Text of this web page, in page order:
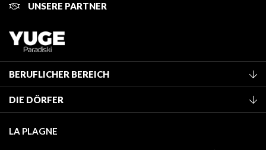
UNSERE PARTNER
BERUFLICHER BEREICH
Mitglied des Fremdenverkehrsamtes werden
Klassifizierung von Möbeln
Kurtaxe
DIE DÖRFER
Champagny-en-Vanoise
LA PLAGNE